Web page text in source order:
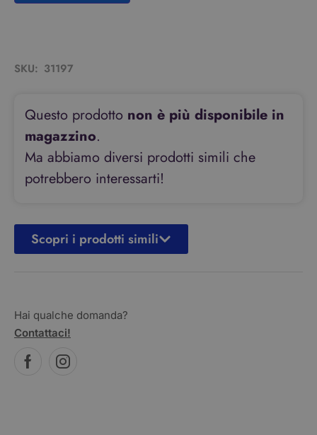
SKU: 31197
Questo prodotto non è più disponibile in
magazzino.
Ma abbiamo diversi prodotti simili che
potrebbero interessarti!
Scopri i prodotti simili
Hai qualche domanda?
Contattaci!